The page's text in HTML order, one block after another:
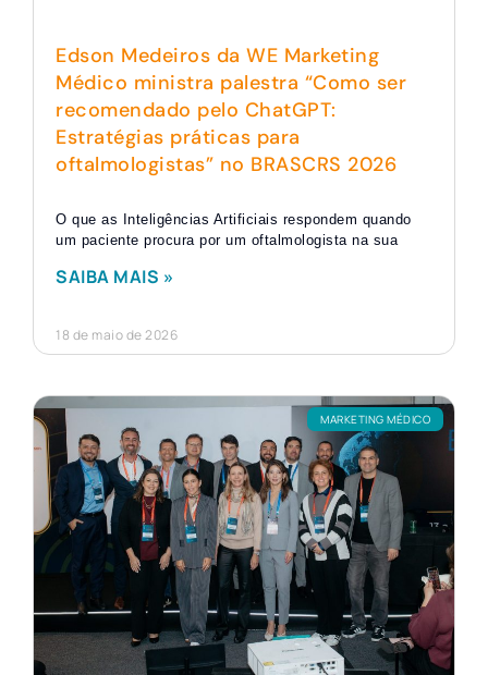
Edson Medeiros da WE Marketing
Médico ministra palestra “Como ser
recomendado pelo ChatGPT:
Estratégias práticas para
oftalmologistas” no BRASCRS 2026
O que as Inteligências Artificiais respondem quando
um paciente procura por um oftalmologista na sua
SAIBA MAIS »
18 de maio de 2026
MARKETING MÉDICO